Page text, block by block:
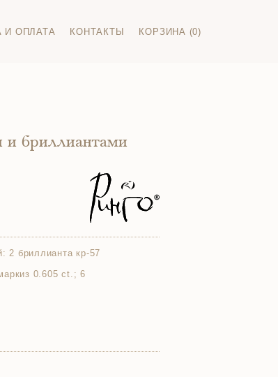
И ОПЛАТА КОНТАКТЫ КОРЗИНА (0)
и бриллиантами
2 бриллианта кр-57
0.605 ct.; 6